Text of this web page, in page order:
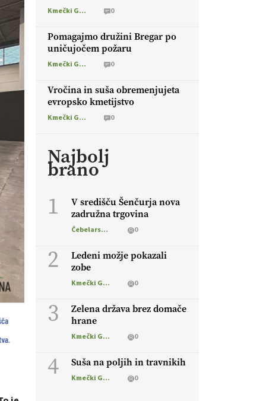
Kmečki Glas 0
Pomagajmo družini Bregar po
uničujočem požaru
Kmečki Glas 0
Vročina in suša obremenjujeta
evropsko kmetijstvo
Kmečki Glas 0
Najbolj
brano
1
V središču Šenčurja nova
zadružna trgovina
Čebelarstvo 0
2
Ledeni možje pokazali
zobe
Kmečki Glas 0
3
Zelena država brez domače
hrane
Kmečki Glas 0
4 Suša na poljih in travnikih
Kmečki Glas 0